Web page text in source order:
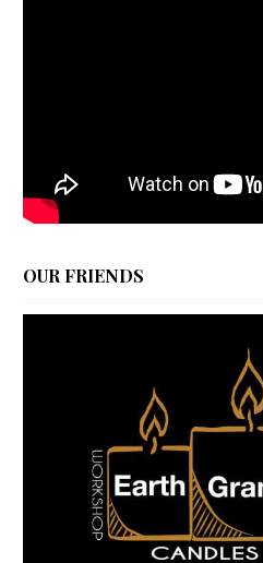
OUR FRIENDS